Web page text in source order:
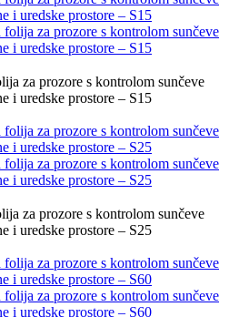
za prozore s kontrolom sunčeve
i uredske prostore – S15
za prozore s kontrolom sunčeve
i uredske prostore – S25